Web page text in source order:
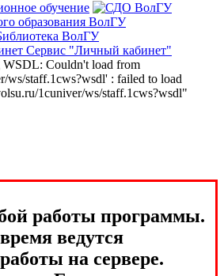
обучение
образования ВолГУ
ВолГУ
Сервис "Личный кабинет"
Couldn't load from
ws/staff.1cws?wsdl' : failed to load
1cuniver/ws/staff.1cws?wsdl"
работы программы.
ведутся
на сервере.